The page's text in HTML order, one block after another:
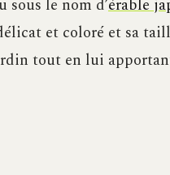
sous le nom d’érable
et coloré et sa
tout en lui